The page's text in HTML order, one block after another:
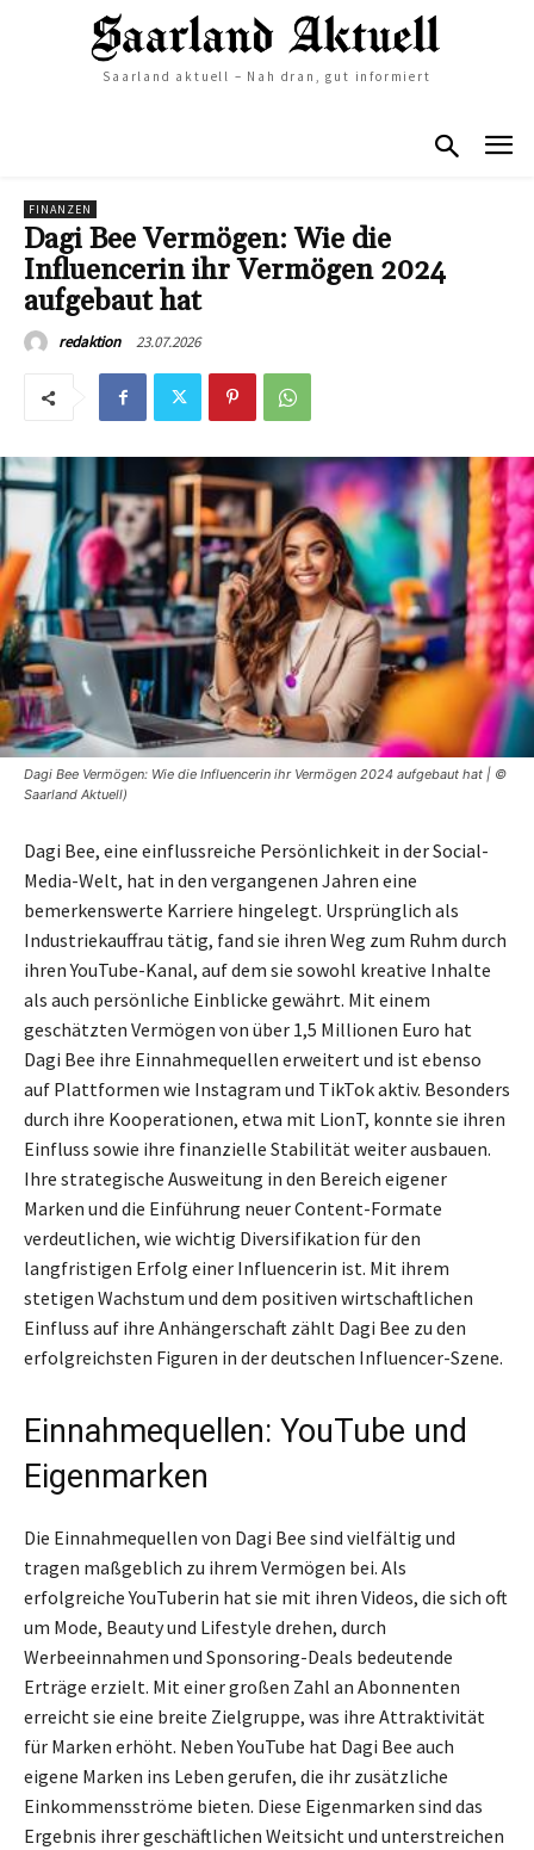
Saarland aktuell – Nah dran, gut informiert
FINANZEN
Dagi Bee Vermögen: Wie die
Influencerin ihr Vermögen 2024
aufgebaut hat
redaktion 23.07.2026
Dagi Bee Vermögen: Wie die Influencerin ihr Vermögen 2024 aufgebaut hat | ©
Saarland Aktuell)
Dagi Bee, eine einflussreiche Persönlichkeit in der Social-
Media-Welt, hat in den vergangenen Jahren eine
bemerkenswerte Karriere hingelegt. Ursprünglich als
Industriekauffrau tätig, fand sie ihren Weg zum Ruhm durch
ihren YouTube-Kanal, auf dem sie sowohl kreative Inhalte
als auch persönliche Einblicke gewährt. Mit einem
geschätzten Vermögen von über 1,5 Millionen Euro hat
Dagi Bee ihre Einnahmequellen erweitert und ist ebenso
auf Plattformen wie Instagram und TikTok aktiv. Besonders
durch ihre Kooperationen, etwa mit LionT, konnte sie ihren
Einfluss sowie ihre finanzielle Stabilität weiter ausbauen.
Ihre strategische Ausweitung in den Bereich eigener
Marken und die Einführung neuer Content-Formate
verdeutlichen, wie wichtig Diversifikation für den
langfristigen Erfolg einer Influencerin ist. Mit ihrem
stetigen Wachstum und dem positiven wirtschaftlichen
Einfluss auf ihre Anhängerschaft zählt Dagi Bee zu den
erfolgreichsten Figuren in der deutschen Influencer-Szene.
Einnahmequellen: YouTube und
Eigenmarken
Die Einnahmequellen von Dagi Bee sind vielfältig und
tragen maßgeblich zu ihrem Vermögen bei. Als
erfolgreiche YouTuberin hat sie mit ihren Videos, die sich oft
um Mode, Beauty und Lifestyle drehen, durch
Werbeeinnahmen und Sponsoring-Deals bedeutende
Erträge erzielt. Mit einer großen Zahl an Abonnenten
erreicht sie eine breite Zielgruppe, was ihre Attraktivität
für Marken erhöht. Neben YouTube hat Dagi Bee auch
eigene Marken ins Leben gerufen, die ihr zusätzliche
Einkommensströme bieten. Diese Eigenmarken sind das
Ergebnis ihrer geschäftlichen Weitsicht und unterstreichen